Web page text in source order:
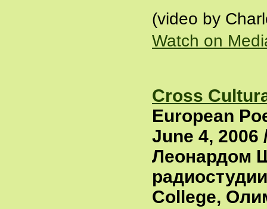
(video by
Watch on
Cross
European
June 4, 2006
Леонардом
College,